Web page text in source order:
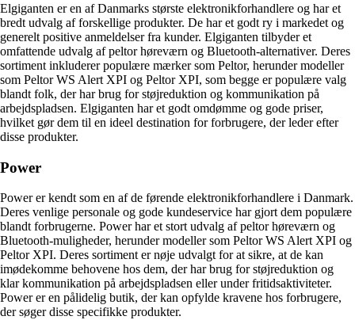
Elgiganten er en af Danmarks største elektronikforhandlere og har et
bredt udvalg af forskellige produkter. De har et godt ry i markedet og
generelt positive anmeldelser fra kunder. Elgiganten tilbyder et
omfattende udvalg af peltor høreværn og Bluetooth-alternativer. Deres
sortiment inkluderer populære mærker som Peltor, herunder modeller
som Peltor WS Alert XPI og Peltor XPI, som begge er populære valg
blandt folk, der har brug for støjreduktion og kommunikation på
arbejdspladsen. Elgiganten har et godt omdømme og gode priser,
hvilket gør dem til en ideel destination for forbrugere, der leder efter
disse produkter.
Power
Power er kendt som en af de førende elektronikforhandlere i Danmark.
Deres venlige personale og gode kundeservice har gjort dem populære
blandt forbrugerne. Power har et stort udvalg af peltor høreværn og
Bluetooth-muligheder, herunder modeller som Peltor WS Alert XPI og
Peltor XPI. Deres sortiment er nøje udvalgt for at sikre, at de kan
imødekomme behovene hos dem, der har brug for støjreduktion og
klar kommunikation på arbejdspladsen eller under fritidsaktiviteter.
Power er en pålidelig butik, der kan opfylde kravene hos forbrugere,
der søger disse specifikke produkter.